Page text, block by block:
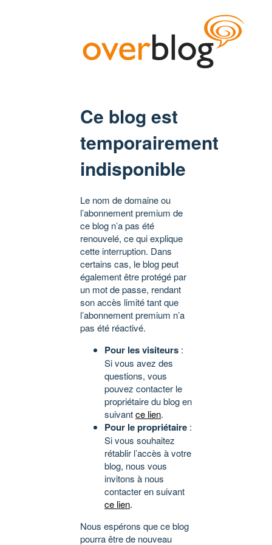
Ce blog est
temporairement
indisponible
Le nom de domaine ou
l’abonnement premium de
ce blog n’a pas été
renouvelé, ce qui explique
cette interruption. Dans
certains cas, le blog peut
également être protégé par
un mot de passe, rendant
son accès limité tant que
l’abonnement premium n’a
pas été réactivé.
Pour les visiteurs :
Si vous avez des
questions, vous
pouvez contacter le
propriétaire du blog en
suivantce lien.
Pour le propriétaire :
Si vous souhaitez
rétablir l’accès à votre
blog, nous vous
invitons à nous
contacter en suivant
ce lien.
Nous espérons que ce blog
pourra être de nouveau